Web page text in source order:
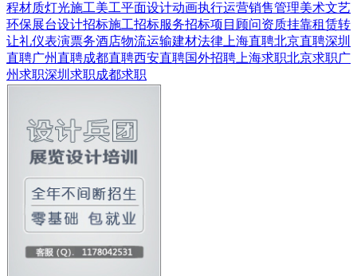
程材质灯光施工美工平面设计动画执行运营销售管理美术文艺
环保展台设计招标施工招标服务招标项目顾问资质挂靠租赁转
让礼仪表演票务酒店物流运输建材法律上海直聘北京直聘深圳
直聘广州直聘成都直聘西安直聘国外招聘上海求职北京求职广
州求职深圳求职成都求职